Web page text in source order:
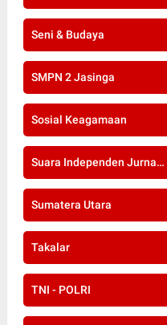
Seni & Budaya
SMPN 2 Jasinga
Sosial Keagamaan
Suara Independen Jurnalis Indonesia
Sumatera Utara
Takalar
TNI - POLRI